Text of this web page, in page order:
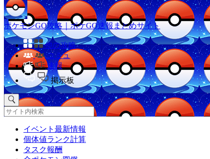
ポケモンGO攻略｜ポケGO速報まとめサイト
他の攻略
コミュ
速報
掲示板
イベント最新情報
個体値ランク計算
タスク報酬